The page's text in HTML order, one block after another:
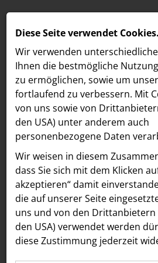
MELDUNGEN
LOEBELL NORDBERG
INNER
aehre
Astoria Artshow
B/S/H Hausgeräte
Meldungen /
Text Bilder
11.11.2025
Premier
allemand
Diese Seite verwendet Cookies.
Wir verwenden
Ihnen die best­mögliche
zu ermöglichen, sowie um
fortlaufend zu verbessern. Mit
von uns sowie von
den USA) unter anderem auch
personenbezogene Daten
Wir weisen in diesem
dass Sie sich mit dem Klicken
akzeptieren“ damit
die auf unserer Seite
uns und von den Drittanbietern
den USA) verwendet werden
diese Zustimmung jederzeit